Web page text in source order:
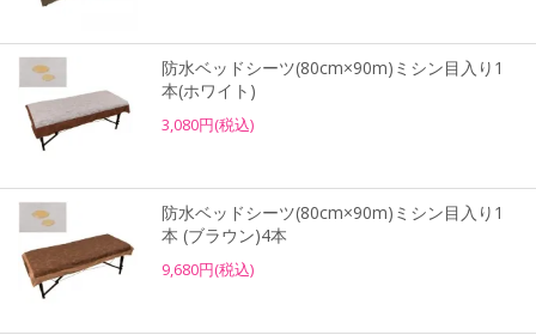
防水ベッドシーツ(80cm×90m)ミシン目入り1
本(ホワイト)
3,080円(税込)
防水ベッドシーツ(80cm×90m)ミシン目入り1
本 (ブラウン)4本
9,680円(税込)